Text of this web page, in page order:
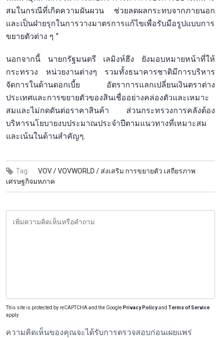
สมในกรณีที่เกิดความผันผวน ช่วยลดผลกระทบจากภายนอก
และเป็นฝ่ายรุกในการวางมาตรการแก้ไขเพื่อรับมือรูปแบบการ
ขยายตัวต่าง ๆ ”
นอกจากนี้ นายกรัฐมนตรี เลมิงห์ฮึง ยังมอบหมายหน้าที่ให้
กระทรวง หน่วยงานต่างๆ รวมทั้งธนาคารชาติมีการบริหาร
จัดการในด้านดอกเบี้ย อัตราการแลกเปลี่ยนเงินตราต่าง
ประเทศและการขยายตัวของสินเชื่ออย่างคล่องตัวและเหมาะ
สมและไม่กดดันต่อราคาสินค้า ส่วนกระทรวงการคลังต้อง
บริหารนโยบายงบประมาณประจำปีตามแนวทางที่เหมาะสม
และเน้นในด้านสำคัญๆ.
Tag: VOV /VOVWORLD / ส่งเสริม การขยายตัว เสถียรภาพ
เศรษฐกิจมหภาค
This site is protected by reCAPTCHA and the Google Privacy Policyand Terms of Service
apply.
ความคิดเห็นของคุณจะได้รับการตรวจสอบก่อนเผยแพร่